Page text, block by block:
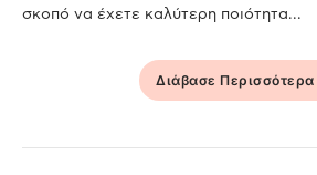
σκοπό να έχετε καλύτερη ποιότητα...
Διάβασε Περισσότερα